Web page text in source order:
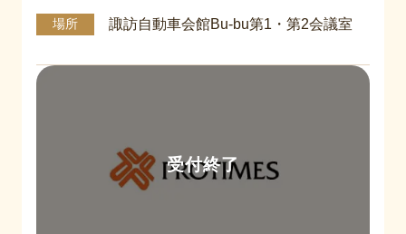
場所 諏訪自動車会館Bu-bu第1・第2会議室